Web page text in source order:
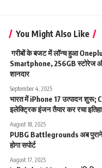
You Might Also Like
गरीबों के बजट में लॉन्च हुआ
Smartphone, 256GB स्टोरेज
शानदार
September 4, 2025
भारत में iPhone 17 उत्पादन शुरू;
इलेक्ट्रिक इंजन तैयार कर रचा
August 18, 2025
PUBG Battlegrounds अब
होगा सपोर्ट
August 17, 2025